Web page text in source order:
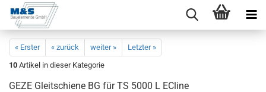
« Erster « zurück weiter »
Letzter »
10 Artikel in dieser Kategorie
GEZE Gleit­schie­ne BG für TS 5000 L ECli­ne